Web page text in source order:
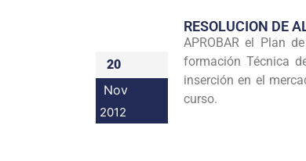
20
Nov
2012
RESOLUCION DE
APROBAR el Plan
formación Técnica
inserción en el
curso.